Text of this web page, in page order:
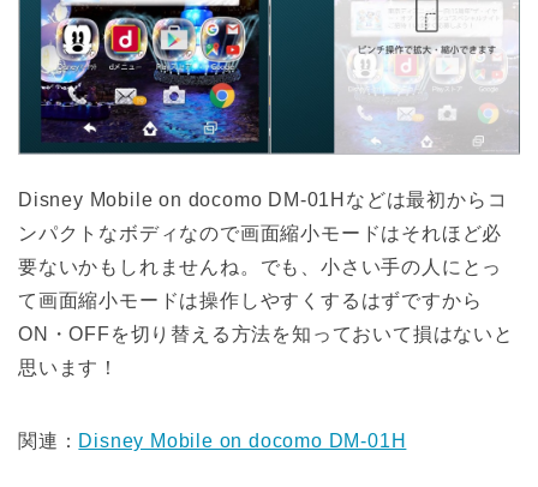
Disney Mobile on docomo DM-01Hなどは最初からコ
ンパクトなボディなので画面縮小モードはそれほど必
要ないかもしれませんね。でも、小さい手の人にとっ
て画面縮小モードは操作しやすくするはずですから
ON・OFFを切り替える方法を知っておいて損はないと
思います！
関連： Disney Mobile on docomo DM-01H